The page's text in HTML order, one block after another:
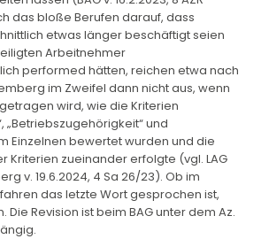
das bloße Berufen darauf, dass
etwas länger beschäftigt seien
Arbeitnehmer
performed hätten, reichen etwa nach
im Zweifel dann nicht aus, wenn
wird, wie die Kriterien
„Betriebszugehörigkeit“ und
Einzelnen bewertet wurden und die
Kriterien zueinander erfolgte (vgl. LAG
v. 19.6.2024, 4 Sa 26/23). Ob im
das letzte Wort gesprochen ist,
Revision ist beim BAG unter dem Az.